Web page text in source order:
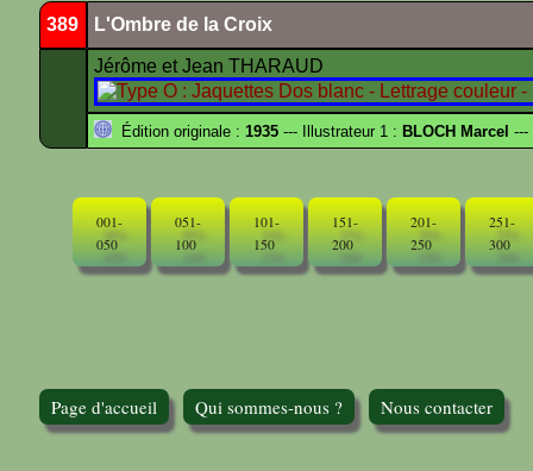
389 L'Ombre de la Croix
Jérôme et Jean THARAUD
Édition originale : 1935 --- Illustrateur 1 : BLOCH Marcel ---
001-
050
051-
100
101-
150
151-
200
201-
250
251-
300
Page d'accueil Qui sommes-nous ? Nous contacter